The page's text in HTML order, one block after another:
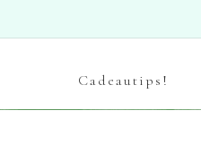
Cadeautips!